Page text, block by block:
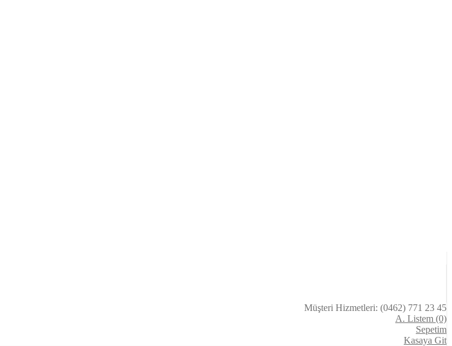
Müşteri Hizmetleri: (0462) 771 23 45
A. Listem (0)
Sepetim
Kasaya Git